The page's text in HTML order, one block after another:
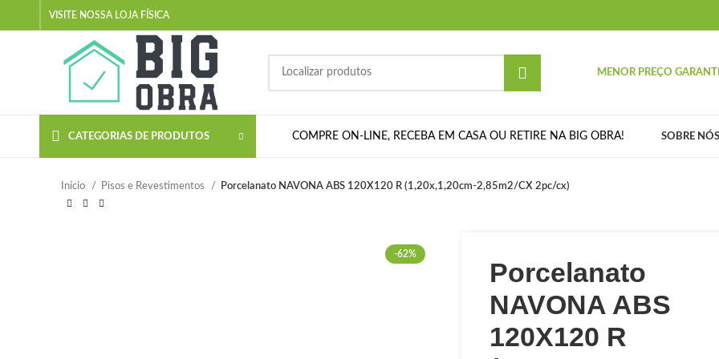
VISITE NOSSA LOJA FÍSICA
MENOR PREÇO
CATEGORIAS DE PRODUTOS COMPRE ON-LINE, RECEBA EM CASA OU RETIRE NA BIG OBRA! SOBRE
Início Pisos e Revestimentos Porcelanato NAVONA ABS 120X120 R (1,20x,1,20cm-2,85m2/CX 2pc/cx)
-62%
Porcelanato
NAVONA ABS
120X120 R